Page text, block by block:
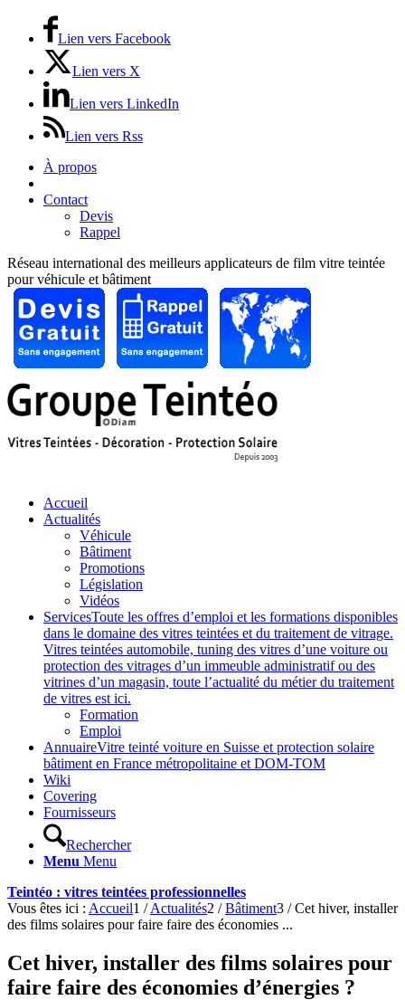
Lien vers Facebook
Lien vers X
Lien vers LinkedIn
Lien vers Rss
À propos
Contact
Devis
Rappel
Réseau international des meilleurs applicateurs de film vitre teintée
pour véhicule et bâtiment
Accueil
Actualités
Véhicule
Bâtiment
Promotions
Législation
Vidéos
ServicesToute les offres d’emploi et les formations disponibles
dans le domaine des vitres teintées et du traitement de vitrage.
Vitres teintées automobile, tuning des vitres d’une voiture ou
protection des vitrages d’un immeuble administratif ou des
vitrines d’un magasin, toute l’actualité du métier du traitement
de vitres est ici.
Formation
Emploi
AnnuaireVitre teinté voiture en Suisse et protection solaire
bâtiment en France métropolitaine et DOM-TOM
Wiki
Covering
Fournisseurs
Rechercher
Menu Menu
Teintéo : vitres teintées professionnelles
Vous êtes ici : Accueil1 / Actualités2 / Bâtiment3 / Cet hiver, installer
des films solaires pour faire faire des économies ...
Cet hiver, installer des films solaires pour
faire faire des économies d’énergies ?